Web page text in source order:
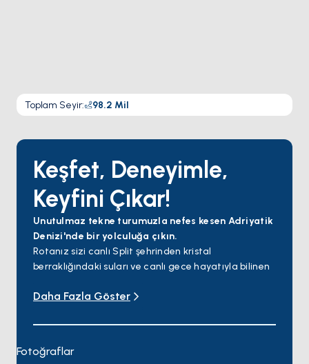
Toplam Seyir: 98.2 Mil
Keşfet, Deneyimle,
Keyfini Çıkar!
Unutulmaz tekne turumuzla nefes kesen Adriyatik
Denizi'nde bir yolculuğa çıkın.
Rotanız sizi canlı Split şehrinden kristal
berraklığındaki suları ve canlı gece hayatıyla bilinen
çıkarıyor.
plajlarla gizli bir mücevher olan sakin Scedro
Ardından bölgenin zengin tarihini keşfedebileceğiniz
Daha Fazla Göster
Fotoğraflar